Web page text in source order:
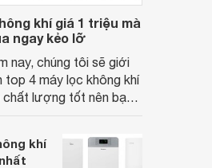
khí giá 1 triệu mà
ngay kẻo lỡ
nay, chúng tôi sẽ giới
top 4 máy lọc không khí
chất lượng tốt nên bạn
khí